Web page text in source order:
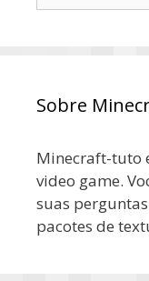
Sobre
Minecraft-tuto
video game.
suas
pacotes de